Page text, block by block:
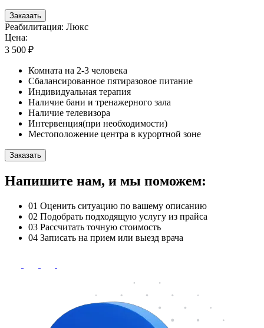
Заказать
Реабилитация: Люкс
Цена:
3 500 ₽
Комната на 2-3 человека
Сбалансированное пятиразовое питание
Индивидуальная терапия
Наличие бани и тренажерного зала
Наличие телевизора
Интервенция(при необходимости)
Местоположение центра в курортной зоне
Заказать
Напишите нам, и мы поможем:
01 Оценить ситуацию по вашему описанию
02 Подобрать подходящую услугу из прайса
03 Рассчитать точную стоимость
04 Записать на прием или выезд врача